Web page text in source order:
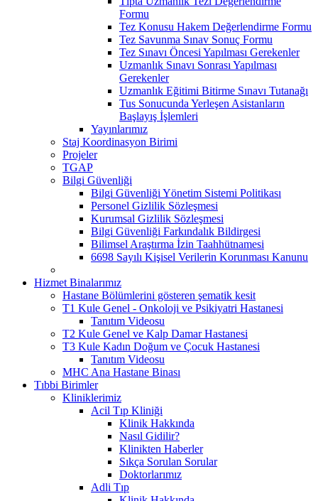
Formu
Tez Konusu Hakem Değerlendirme Formu
Tez Savunma Sınav Sonuç Formu
Tez Sınavı Öncesi Yapılması Gerekenler
Uzmanlık Sınavı Sonrası Yapılması
Gerekenler
Uzmanlık Eğitimi Bitirme Sınavı Tutanağı
Tus Sonucunda Yerleşen Asistanların
Başlayış İşlemleri
Yayınlarımız
Staj Koordinasyon Birimi
Projeler
TGAP
Bilgi Güvenliği
Bilgi Güvenliği Yönetim Sistemi Politikası
Personel Gizlilik Sözleşmesi
Kurumsal Gizlilik Sözleşmesi
Bilgi Güvenliği Farkındalık Bildirgesi
Bilimsel Araştırma İzin Taahhütnamesi
6698 Sayılı Kişisel Verilerin Korunması Kanunu
Hizmet Binalarımız
Hastane Bölümlerini gösteren şematik kesit
T1 Kule Genel - Onkoloji ve Psikiyatri Hastanesi
Tanıtım Videosu
T2 Kule Genel ve Kalp Damar Hastanesi
T3 Kule Kadın Doğum ve Çocuk Hastanesi
Tanıtım Videosu
MHC Ana Hastane Binası
Tıbbi Birimler
Kliniklerimiz
Acil Tıp Kliniği
Klinik Hakkında
Nasıl Gidilir?
Klinikten Haberler
Sıkça Sorulan Sorular
Doktorlarımız
Adli Tıp